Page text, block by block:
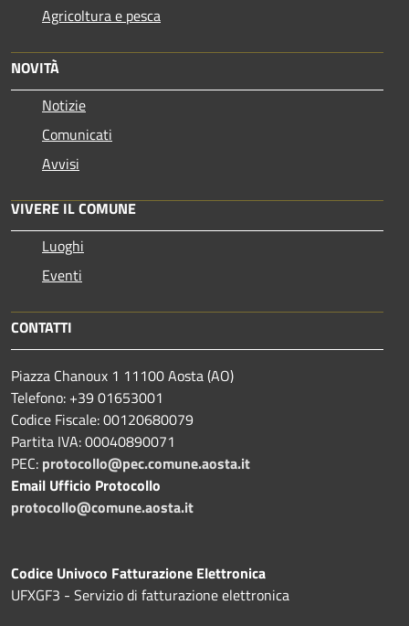
Agricoltura e pesca
NOVITÀ
Notizie
Comunicati
Avvisi
VIVERE IL COMUNE
Luoghi
Eventi
CONTATTI
Piazza Chanoux 1 11100 Aosta (AO)
Telefono: +39 01653001
Codice Fiscale: 00120680079
Partita IVA: 00040890071
PEC: protocollo@pec.comune.aosta.it
Email Ufficio Protocollo
protocollo@comune.aosta.it
Codice Univoco Fatturazione Elettronica
UFXGF3 - Servizio di fatturazione elettronica